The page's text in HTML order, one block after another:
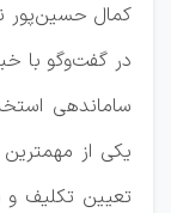
کمال حسین‌پور
در گفت‌وگو با
ساماندهی
یکی از
تعیین تکلیف و